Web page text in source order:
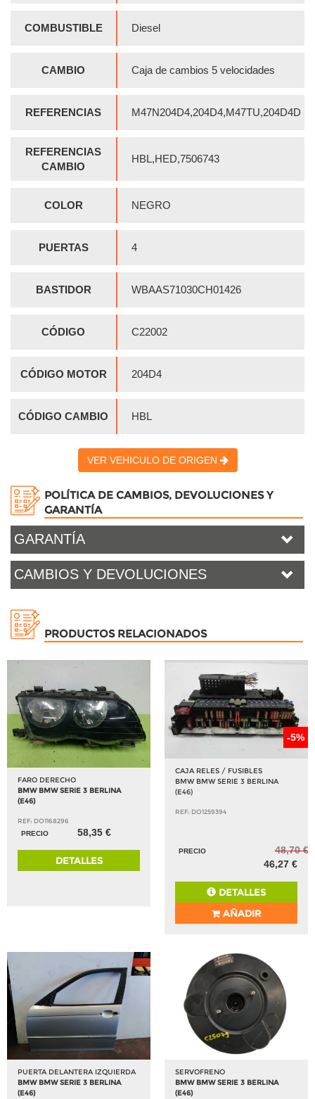
COMBUSTIBLE Diesel
CAMBIO Caja de cambios 5 velocidades
REFERENCIAS M47N204D4,204D4,M47TU,204D4D
REFERENCIAS
CAMBIO
HBL,HED,7506743
COLOR NEGRO
PUERTAS 4
BASTIDOR WBAAS71030CH01426
CÓDIGO C22002
CÓDIGO MOTOR 204D4
CÓDIGO CAMBIO HBL
VER VEHICULO DE ORIGEN
POLÍTICA DE CAMBIOS, DEVOLUCIONES Y
GARANTÍA
GARANTÍA
CAMBIOS Y DEVOLUCIONES
PRODUCTOS RELACIONADOS
FARO DERECHO
BMW BMW SERIE 3 BERLINA
(E46)
REF: DO1168296
PRECIO
58,35 €
DETALLES
-5%
CAJA RELES / FUSIBLES
BMW BMW SERIE 3 BERLINA
(E46)
REF: DO1259394
PRECIO
48,70 €
46,27 €
DETALLES
AÑADIR
PUERTA DELANTERA IZQUIERDA
BMW BMW SERIE 3 BERLINA
(E46)
SERVOFRENO
BMW BMW SERIE 3 BERLINA
(E46)